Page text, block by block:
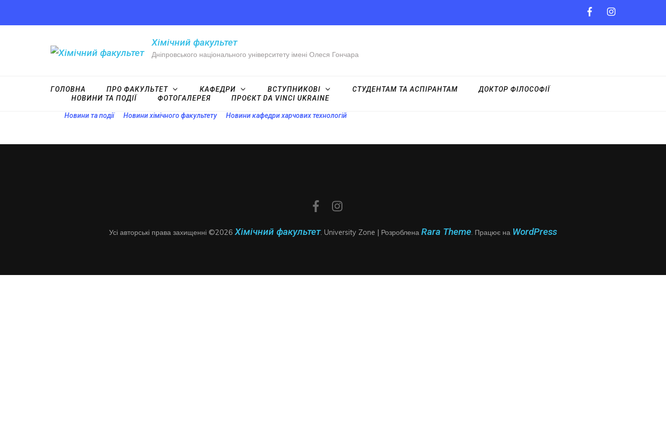
Хімічний факультет
Дніпровського національного університету імені Олеся Гончара
ГОЛОВНА ПРО ФАКУЛЬТЕТ КАФЕДРИ ВСТУПНИКОВІ СТУДЕНТАМ ТА АСПІРАНТАМ
ДОКТОР ФІЛОСОФІЇ
НОВИНИ ТА ПОДІЇ
ФОТОГАЛЕРЕЯ ПРОЄКТ DA VINCI UKRAINE
Новини та події Новини хімічного факультету Новини кафедри харчових технологій
Усі авторські права захищенні ©2026Хімічний факультет. University Zone | Розроблена Rara Theme. Працює на WordPress